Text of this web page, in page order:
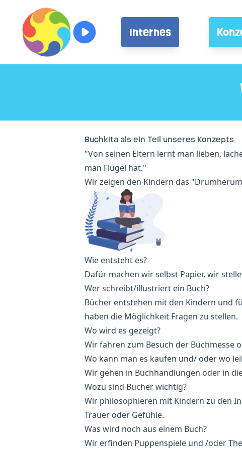
Internes
Buchkita als ein Teil unseres Konzepts
"Von seinen Eltern lernt man lieben,
man Flügel hat."
Wir zeigen den Kindern das
Wie entsteht es?
Dafür machen wir selbst Papier, wir
Wer schreibt/illustriert ein Buch?
Bücher entstehen mit den Kindern und
haben die Möglichkeit Fragen zu stellen.
Wo wird es gezeigt?
Wir fahren zum Besuch der Buchmesse
Wo kann man es kaufen und/ oder wo
Wir gehen in Buchhandlungen oder in
Wozu sind Bücher wichtig?
Wir philosophieren mit Kindern zu den
Trauer oder Gefühle.
Was wird noch aus einem Buch?
Wir erfinden Puppenspiele und /oder